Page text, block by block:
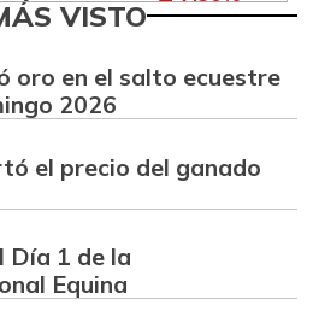
+0,28%
$ 6.229,00
-3,86%
$ 7.650,00
VISTO
oro en el salto ecuestre
2026
el precio del ganado
Día 1 de la
Equina